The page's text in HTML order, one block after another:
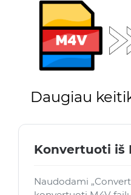
Daugiau
Konvertuoti iš
Naudodami